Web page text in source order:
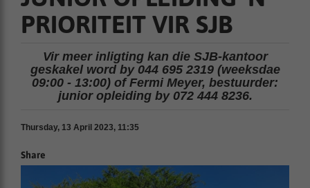
PRIORITEIT VIR SJB
Vir meer inligting kan die SJB-kantoor
geskakel word by 044 695 2319 (weeksdae
09:00 - 13:00) of Fermi Meyer, bestuurder:
junior opleiding by 072 444 8236.
Thursday, 13 April 2023, 11:35
Share